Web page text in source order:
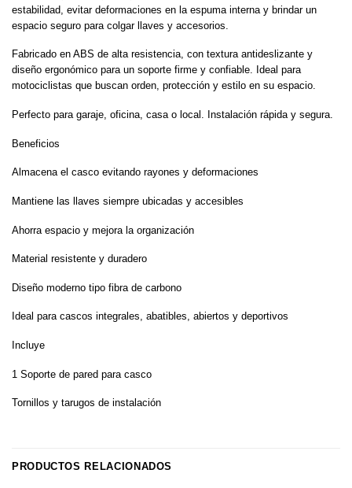
estabilidad, evitar deformaciones en la espuma interna y brindar un
espacio seguro para colgar llaves y accesorios.
Fabricado en ABS de alta resistencia, con textura antideslizante y
diseño ergonómico para un soporte firme y confiable. Ideal para
motociclistas que buscan orden, protección y estilo en su espacio.
Perfecto para garaje, oficina, casa o local. Instalación rápida y segura.
Beneficios
Almacena el casco evitando rayones y deformaciones
Mantiene las llaves siempre ubicadas y accesibles
Ahorra espacio y mejora la organización
Material resistente y duradero
Diseño moderno tipo fibra de carbono
Ideal para cascos integrales, abatibles, abiertos y deportivos
Incluye
1 Soporte de pared para casco
Tornillos y tarugos de instalación
PRODUCTOS RELACIONADOS